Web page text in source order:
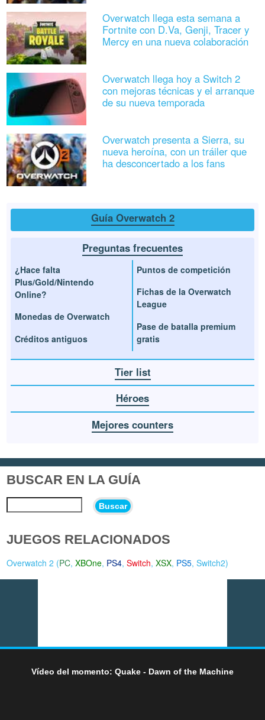
Overwatch llega esta semana a
Fortnite con D.Va, Genji, Tracer y
Mercy en una nueva colaboración
Overwatch llega hoy a Switch 2
con mejoras técnicas y el arranque
de su nueva temporada
Overwatch presenta a Sierra, su
nueva heroína, con un tráiler que
ha desconcertado a los fans
Guía Overwatch 2
Preguntas frecuentes
¿Hace falta
Plus/Gold/Nintendo
Online?
Monedas de Overwatch
Créditos antiguos
Puntos de competición
Fichas de la Overwatch
League
Pase de batalla premium
gratis
Tier list
Héroes
Mejores counters
BUSCAR EN LA GUÍA
Buscar
JUEGOS RELACIONADOS
Overwatch 2 (PC,XBOne, PS4,Switch,XSX, PS5,Switch2)
Vídeo del momento: Quake - Dawn of the Machine